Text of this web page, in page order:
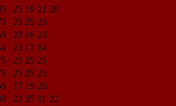
25 19 21 20
25 25 25
20 16 23
23 17 14
25 25 25
25 25 25
17 19 20
22 25 11 22